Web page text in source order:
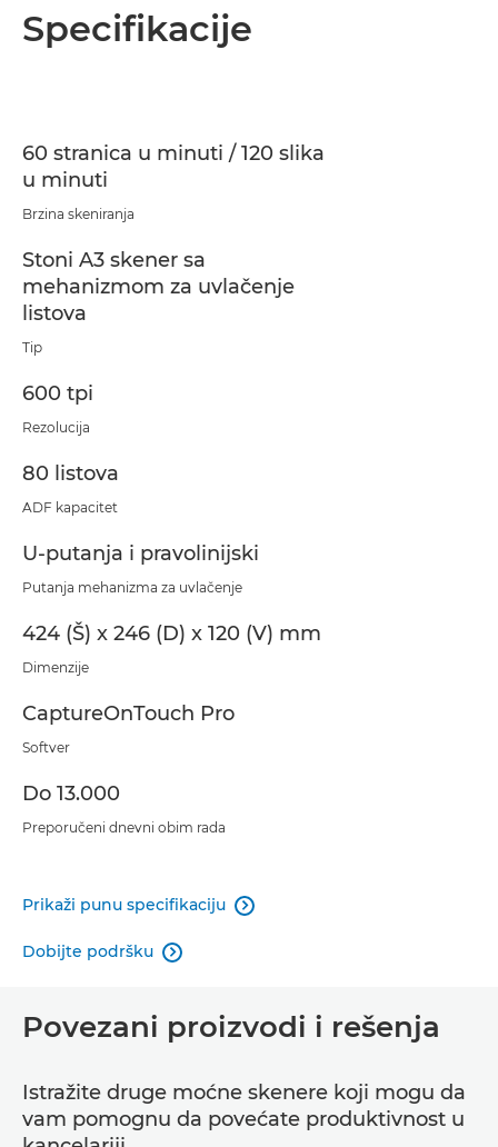
Specifikacije
60 stranica u minuti / 120 slika
u minuti
Brzina skeniranja
Stoni A3 skener sa
mehanizmom za uvlačenje
listova
Tip
600 tpi
Rezolucija
80 listova
ADF kapacitet
U-putanja i pravolinijski
Putanja mehanizma za uvlačenje
424 (Š) x 246 (D) x 120 (V) mm
Dimenzije
CaptureOnTouch Pro
Softver
Do 13.000
Preporučeni dnevni obim rada
Prikaži punu specifikaciju 
Dobijte podršku 
Povezani proizvodi i rešenja
Istražite druge moćne skenere koji mogu da
vam pomognu da povećate produktivnost u